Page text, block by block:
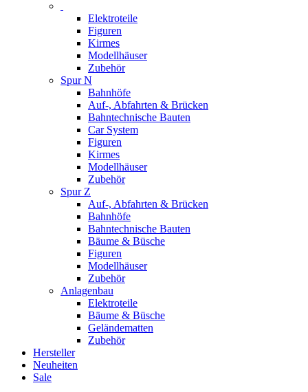
Elektroteile
Figuren
Kirmes
Modellhäuser
Zubehör
Spur N
Bahnhöfe
Auf-, Abfahrten & Brücken
Bahntechnische Bauten
Car System
Figuren
Kirmes
Modellhäuser
Zubehör
Spur Z
Auf-, Abfahrten & Brücken
Bahnhöfe
Bahntechnische Bauten
Bäume & Büsche
Figuren
Modellhäuser
Zubehör
Anlagenbau
Elektroteile
Bäume & Büsche
Geländematten
Zubehör
Hersteller
Neuheiten
Sale